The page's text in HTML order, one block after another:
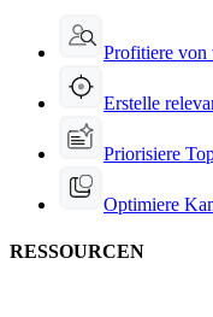
Profitiere von
Erstelle
Priorisiere
Optimiere
RESSOURCEN